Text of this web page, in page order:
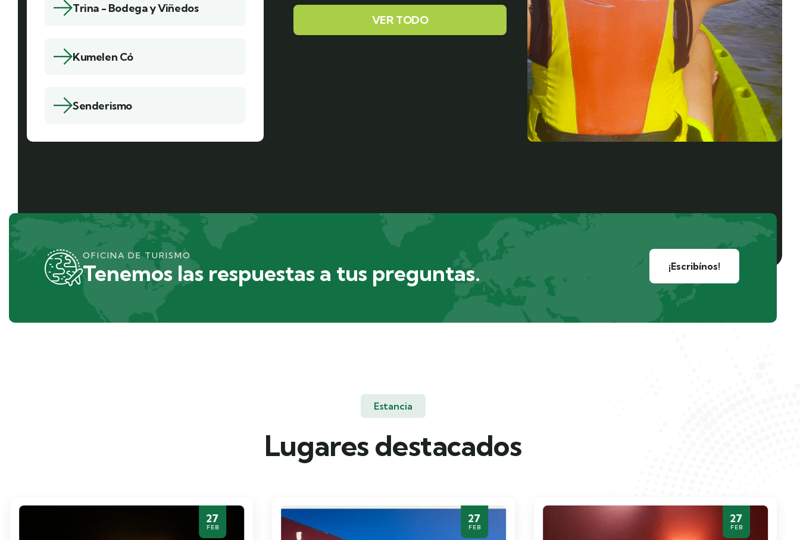
Trina - Bodega y Viñedos
Kumelen Có
Senderismo
VER TODO
OFICINA DE TURISMO
Tenemos las respuestas a tus preguntas. ¡Escribínos!
Estancia
Lugares destacados
27
FEB
27
FEB
27
FEB